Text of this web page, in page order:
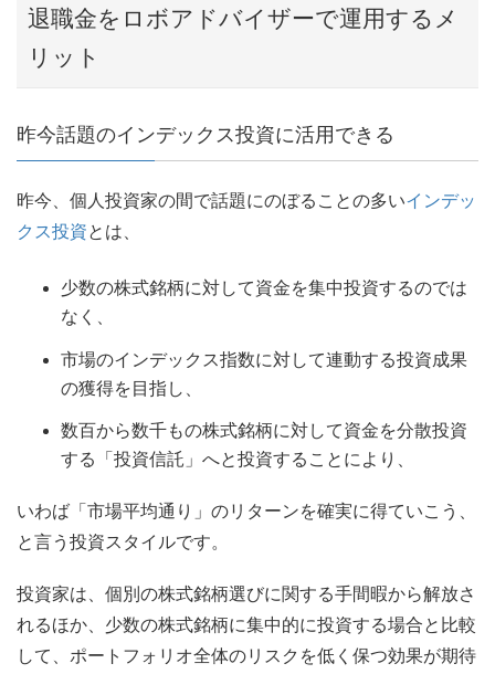
退職金をロボアドバイザーで運用するメ
リット
昨今話題のインデックス投資に活用できる
昨今、個人投資家の間で話題にのぼることの多いインデッ
クス投資とは、
少数の株式銘柄に対して資金を集中投資するのでは
なく、
市場のインデックス指数に対して連動する投資成果
の獲得を目指し、
数百から数千もの株式銘柄に対して資金を分散投資
する「投資信託」へと投資することにより、
いわば「市場平均通り」のリターンを確実に得ていこう、
と言う投資スタイルです。
投資家は、個別の株式銘柄選びに関する手間暇から解放さ
れるほか、少数の株式銘柄に集中的に投資する場合と比較
して、ポートフォリオ全体のリスクを低く保つ効果が期待